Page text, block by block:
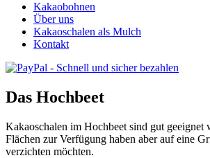
Kakaobohnen
Über uns
Kakaoschalen als Mulch
Kontakt
Das Hochbeet
Kakaoschalen im Hochbeet sind gut geeignet
Flächen zur Verfügung haben aber auf eine
verzichten möchten.